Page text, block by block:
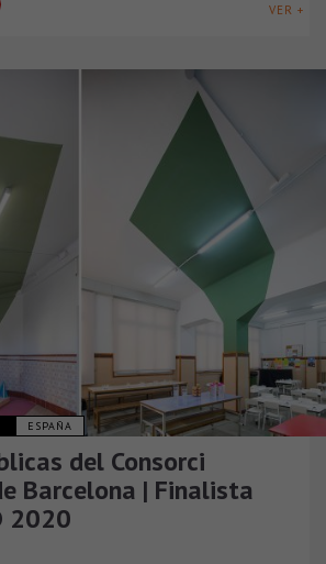
VER +
ESPAÑA
del Consorci
Barcelona | Finalista
2020